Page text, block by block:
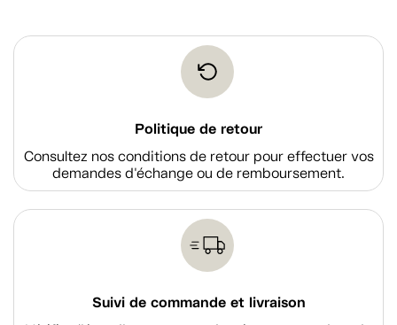
Politique de retour
Consultez nos conditions de retour pour effectuer vos
demandes d'échange ou de remboursement.
Suivi de commande et livraison